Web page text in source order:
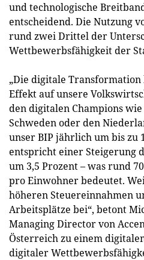
und technologische
entscheidend. Die Nutzung
rund zwei Drittel der
Wettbewerbsfähigkeit der
„Die digitale
Effekt auf unsere
den digitalen Champions
Schweden oder den
unser BIP jährlich um bis zu
entspricht einer Steigerung
um 3,5 Prozent – was rund
pro Einwohner bedeutet.
höheren Steuereinnahmen
Arbeitsplätze bei“, betont
Managing Director von
Österreich zu einem
digitaler